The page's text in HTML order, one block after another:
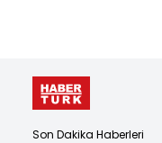
Son Dakika Haberleri